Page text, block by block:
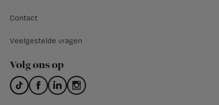
Contact
Veelgestelde vragen
Volg ons op